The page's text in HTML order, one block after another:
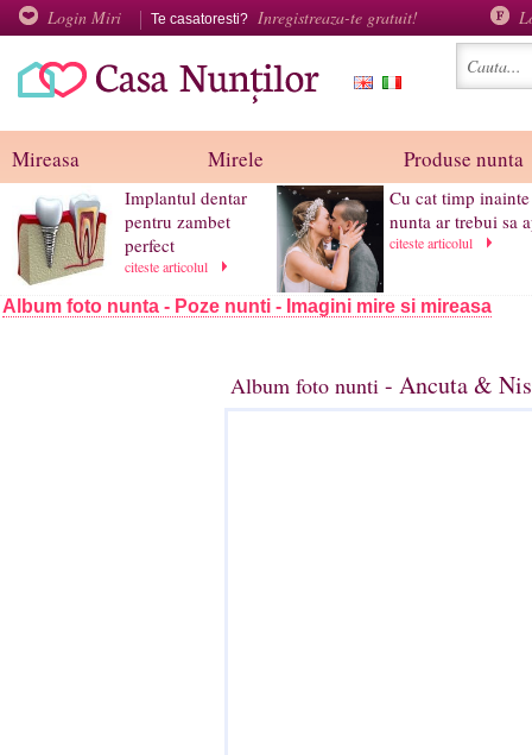
Login Miri Te casatoresti? Inregistreaza-te gratuit!
Mireasa Mirele Produse nunta
Implantul dentar
pentru zambet
perfect
citeste articolul
Cu cat timp
nunta ar trebui sa
citeste articolul
Album foto nunta - Poze nunti - Imagini mire si mireasa
Album foto nunti - Ancuta &